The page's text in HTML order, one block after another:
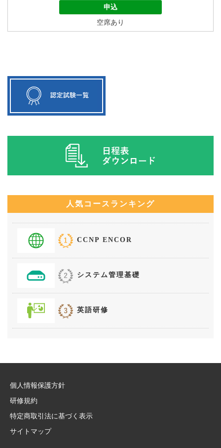
申込
空席あり
人気コースランキング
CCNP ENCOR
システム管理基礎
英語研修
個人情報保護方針
研修規約
特定商取引法に基づく表示
サイトマップ